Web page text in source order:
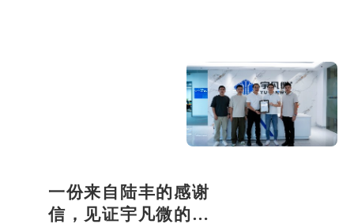
一份来自陆丰的感谢
信，见证宇凡微的社